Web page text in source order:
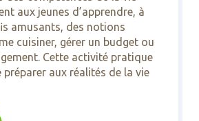
aux jeunes d’apprendre, à
amusants, des notions
cuisiner, gérer un budget ou
Cette activité pratique
préparer aux réalités de la vie